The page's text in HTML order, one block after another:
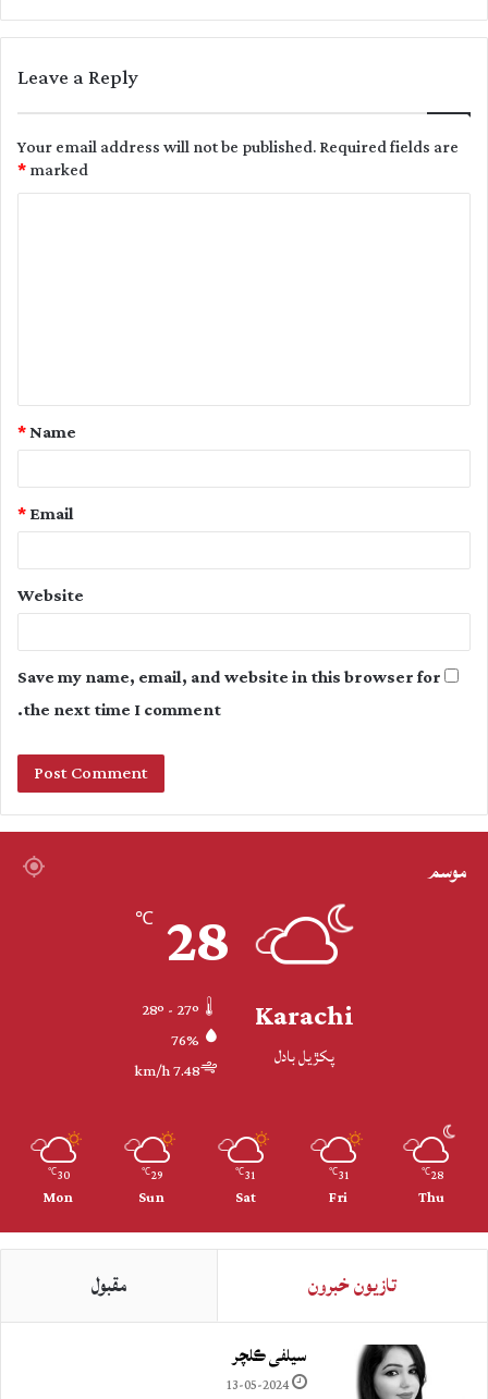
Leave a Reply
Your email address will not be published.Required fields are
marked
*
t
Name
*
Email
*
Website
Save my name, email, and website in this browser for
the next time I comment.
موسم
Karachi
پکڙيل بادل
28
℃
76%
7.48 km/h
28
℃
Thu
31
℃
Fri
31
℃
Sat
29
℃
Sun
30
℃
Mon
تازيون خبرون مقبول
سيلفي ڪلچر
13-05-2024